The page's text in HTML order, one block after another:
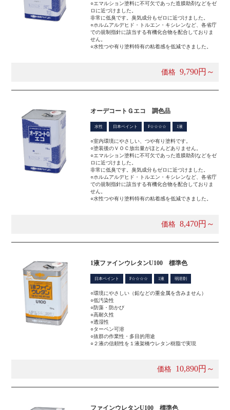
○エマルション塗料に不可欠であった造膜助剤などをゼ
ロに近づけました。
非常に低臭です。臭気成分もゼロに近づけました。
○ホルムアルデヒド・トルエン・キシレンなど、各省庁
での規制指針に該当する有機化合物を配合しておりま
せん。
○水性つや有り塗料特有の粘着感を低減できました。
価格 9,790円～
オーデコートＧエコ 調色品
水性 日本ペイント F☆☆☆☆ 1液
○室内環境にやさしい、つや有り塗料です。
○塗装後のＶＯＣ放出量がほとんどありません。
○エマルション塗料に不可欠であった造膜助剤などをゼ
ロに近づけました。
非常に低臭です。臭気成分もゼロに近づけました。
○ホルムアルデヒド・トルエン・キシレンなど、各省庁
での規制指針に該当する有機化合物を配合しておりま
せん。
○水性つや有り塗料特有の粘着感を低減できました。
価格 8,470円～
1液ファインウレタンU100 標準色
日本ペイント F☆☆☆☆ 1液 弱溶剤
○環境にやさしい（鉛などの重金属を含みません）
○低汚染性
○防藻・防かび
○高耐久性
○透湿性
○ターペン可溶
○抜群の作業性・多目的用途
○２液の信頼性を１液架橋ウレタン樹脂で実現
価格 10,890円～
ファインウレタンU100 標準色